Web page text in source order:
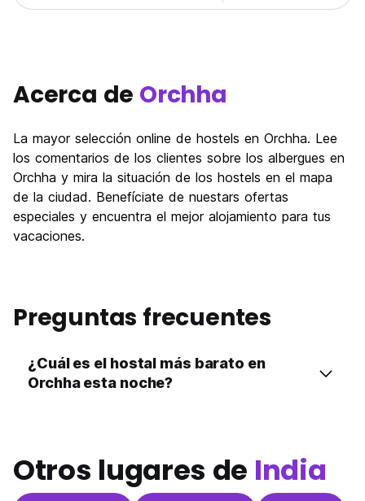
Acerca de Orchha
La mayor selección online de hostels en Orchha. Lee
los comentarios de los clientes sobre los albergues en
Orchha y mira la situación de los hostels en el mapa
de la ciudad. Benefíciate de nuestars ofertas
especiales y encuentra el mejor alojamiento para tus
vacaciones.
Preguntas frecuentes
¿Cuál es el hostal más barato en
Orchha esta noche?
Otros lugares de India